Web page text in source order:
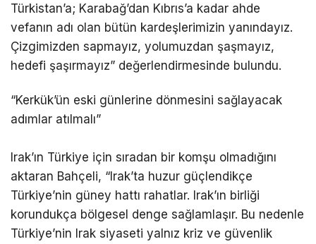
Türkistan’a; Karabağ’dan Kıbrıs’a kadar ahde
vefanın adı olan bütün kardeşlerimizin yanındayız.
Çizgimizden sapmayız, yolumuzdan şaşmayız,
hedefi şaşırmayız” değerlendirmesinde bulundu.
“Kerkük’ün eski günlerine dönmesini sağlayacak
adımlar atılmalı”
Irak’ın Türkiye için sıradan bir komşu olmadığını
aktaran Bahçeli, “Irak’ta huzur güçlendikçe
Türkiye’nin güney hattı rahatlar. Irak’ın birliği
korundukça bölgesel denge sağlamlaşır. Bu nedenle
Türkiye’nin Irak siyaseti yalnız kriz ve güvenlik